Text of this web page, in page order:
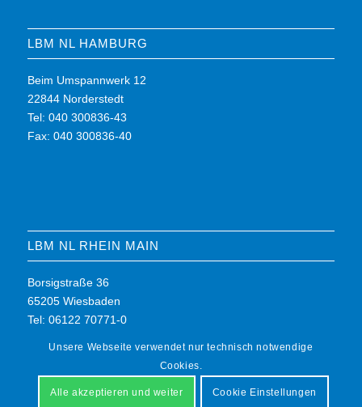
LBM NL HAMBURG
Beim Umspannwerk 12
22844 Norderstedt
Tel: 040 300836-43
Fax: 040 300836-40
LBM NL RHEIN MAIN
Borsigstraße 36
65205 Wiesbaden
Tel: 06122 70771-0
Unsere Webseite verwendet nur technisch notwendige
Cookies.
Alle akzeptieren und weiter Cookie Einstellungen